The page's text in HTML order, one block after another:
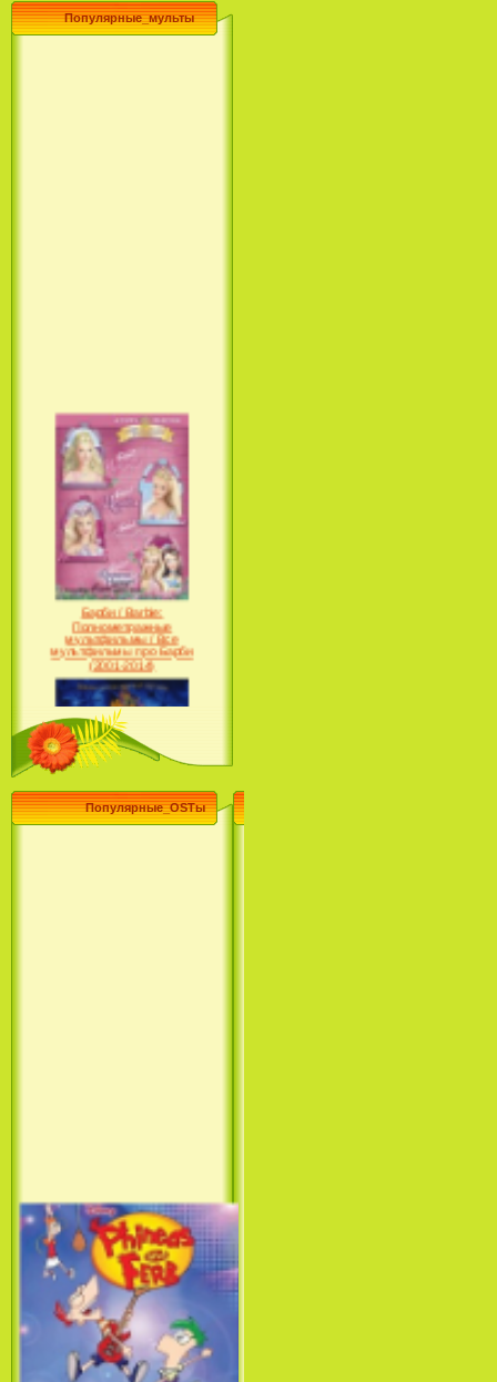
Популярные_мульты
Барби / Barbie:
Полнометражные
мультфильмы / Все
мультфильмы про Барби
(2001-2014)
Фархат: Принц Персии /
Farhat: The Prince of the
Desert (сериал) (2004)
Популярные_OSTы